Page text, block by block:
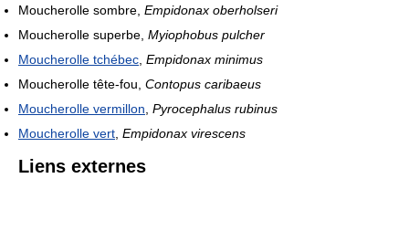
Moucherolle sombre, Empidonax oberholseri
Moucherolle superbe, Myiophobus pulcher
Moucherolle tchébec Empidonax minimus
Moucherolle tête-fou, Contopus caribaeus
Moucherolle vermillon Pyrocephalus rubinus
Moucherolle vert Empidonax virescens
Liens externes